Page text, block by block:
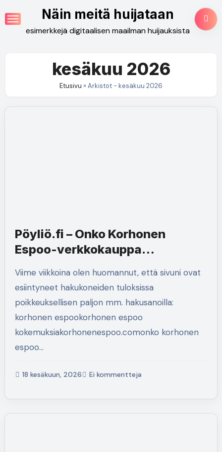
to
content
Näin meitä huijataan
esimerkkejä digitaalisen maailman huijauksista
kesäkuu 2026
Etusivu »Arkistot - kesäkuu 2026
Pöyliö.fi – Onko Korhonen
Espoo-verkkokauppa
Viime viikkoina olen huomannut, että sivuni ovat
esiintyneet hakukoneiden tuloksissa
poikkeuksellisen paljon mm. hakusanoilla:
korhonen espookorhonen espoo
kokemuksiakorhonenespoo.comonko korhonen
espoo…
18 kesäkuun, 2026 Ei kommentteja